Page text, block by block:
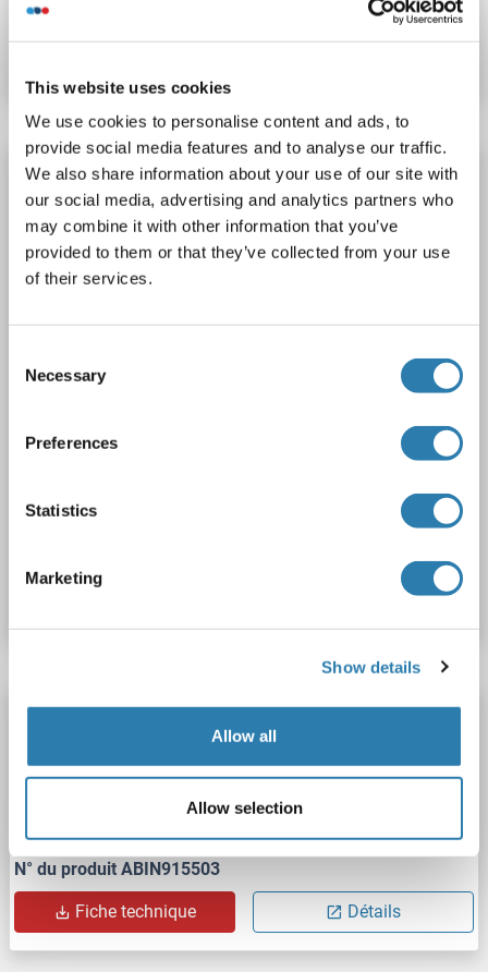
This website uses cookies
We use cookies to personalise content and ads, to
provide social media features and to analyse our traffic.
We also share information about your use of our site with
our social media, advertising and analytics partners who
may combine it with other information that you’ve
provided to them or that they’ve collected from your use
of their services.
Selection
Necessary
Preferences
Statistics
Marketing
Show details
Allow all
Allow selection
N° du produit ABIN7146355
slc25a13 anticorps (AA 1-300)
slc25a13 Reactivité: Humain WB, ELISA
Hôte: Lapin
Polyclonal
unconjugated
slc25a13 anticorps (AA 351-450) (AbBy Fluor®
slc25a13 Reactivité: Humain
WB, IF (cc), IF (p)
Polyclonal AbBy Fluor® 488
N° du produit ABIN915503
Fiche technique Détails